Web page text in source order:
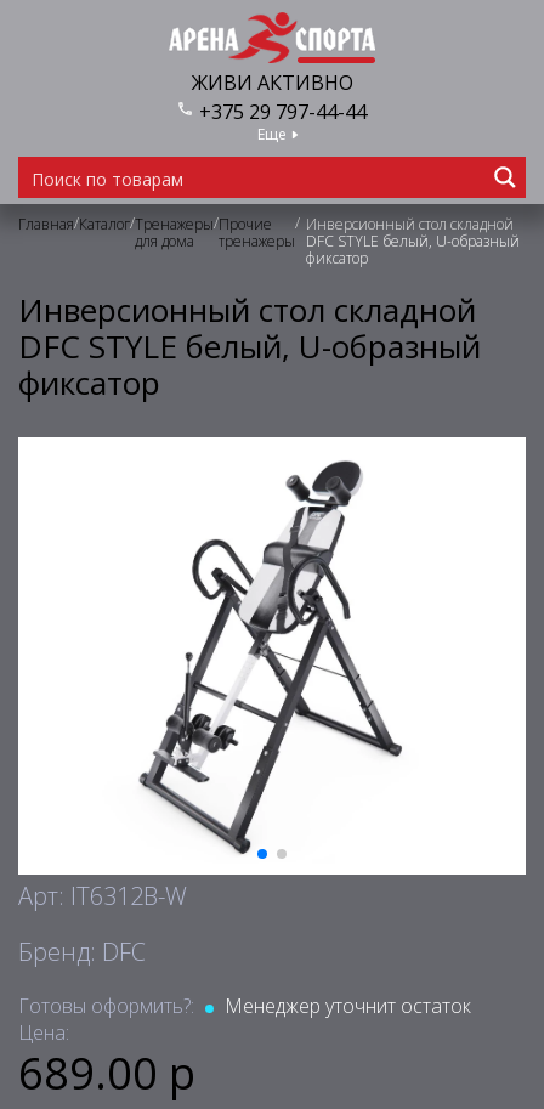
ЖИВИ АКТИВНО
+375 29 797-44-44
Еще
Главная/Каталог/Тренажеры
для дома
/Прочие
тренажеры
/ Инверсионный стол складной
DFC STYLE белый, U-образный
фиксатор
Инверсионный стол складной
DFC STYLE белый, U-образный
фиксатор
Арт: IT6312B-W
Бренд: DFC
Готовы оформить?:
Менеджер уточнит остаток
Цена:
689.00 р